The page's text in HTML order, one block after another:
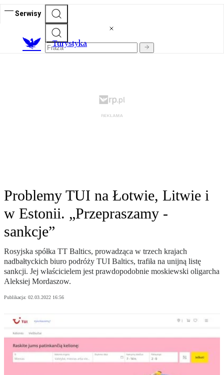
Serwisy
Turystyka
Problemy TUI na Łotwie, Litwie i
w Estonii. „Przepraszamy -
sankcje”
Rosyjska spółka TT Baltics, prowadząca w trzech krajach
nadbałtyckich biuro podróży TUI Baltics, trafiła na unijną listę
sankcji. Jej właścicielem jest prawdopodobnie moskiewski oligarcha
Aleksiej Mordaszow.
Publikacja: 02.03.2022 16:56